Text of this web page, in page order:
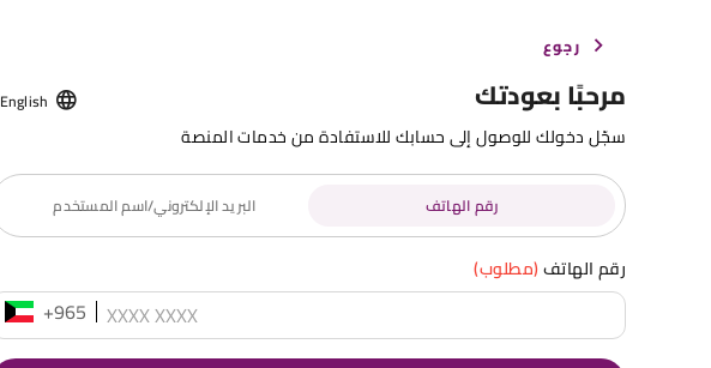
رجوع
مرحبًا بعودتك English
سجّل دخولك للوصول إلى حسابك للاستفادة من خدمات المنصة
رقم الهاتف البريد الإلكتروني/اسم المستخدم
رقم الهاتف(مطلوب)
+965